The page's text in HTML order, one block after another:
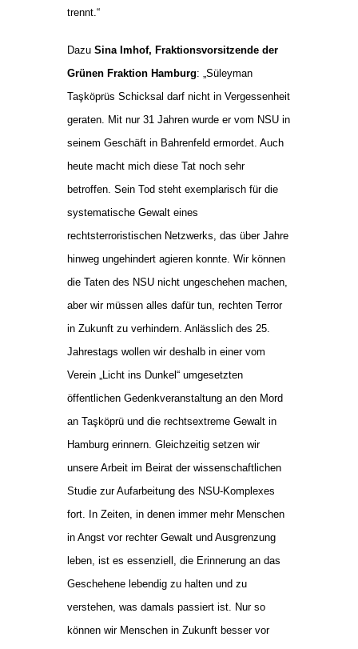
trennt.“
Dazu Sina Imhof, Fraktionsvorsitzende der
Grünen Fraktion Hamburg: „Süleyman
Taşköprüs Schicksal darf nicht in Vergessenheit
geraten. Mit nur 31 Jahren wurde er vom NSU in
seinem Geschäft in Bahrenfeld ermordet. Auch
heute macht mich diese Tat noch sehr
betroffen. Sein Tod steht exemplarisch für die
systematische Gewalt eines
rechtsterroristischen Netzwerks, das über Jahre
hinweg ungehindert agieren konnte. Wir können
die Taten des NSU nicht ungeschehen machen,
aber wir müssen alles dafür tun, rechten Terror
in Zukunft zu verhindern. Anlässlich des 25.
Jahrestags wollen wir deshalb in einer vom
Verein „Licht ins Dunkel“ umgesetzten
öffentlichen Gedenkveranstaltung an den Mord
an Taşköprü und die rechtsextreme Gewalt in
Hamburg erinnern. Gleichzeitig setzen wir
unsere Arbeit im Beirat der wissenschaftlichen
Studie zur Aufarbeitung des NSU-Komplexes
fort. In Zeiten, in denen immer mehr Menschen
in Angst vor rechter Gewalt und Ausgrenzung
leben, ist es essenziell, die Erinnerung an das
Geschehene lebendig zu halten und zu
verstehen, was damals passiert ist. Nur so
können wir Menschen in Zukunft besser vor